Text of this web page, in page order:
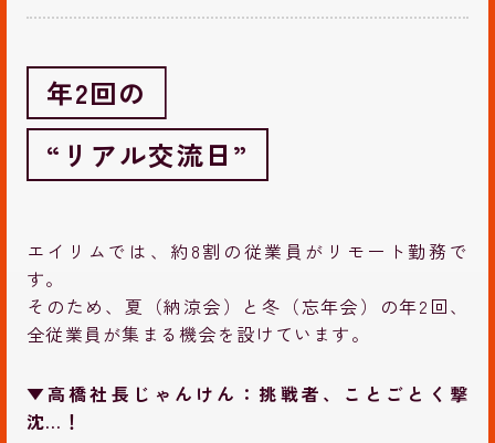
年2回の
“リアル交流日”
エイリムでは、約8割の従業員がリモート勤務で
す。
そのため、夏（納涼会）と冬（忘年会）の年2回、
全従業員が集まる機会を設けています。
▼高橋社長じゃんけん：挑戦者、ことごとく撃
沈…！